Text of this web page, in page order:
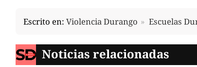
Escrito en: Violencia Durango Escuelas
Noticias relacionadas